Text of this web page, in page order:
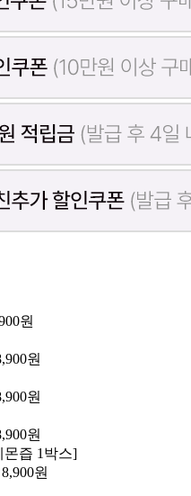
원
원
원
원
몬즙 1박스]
원